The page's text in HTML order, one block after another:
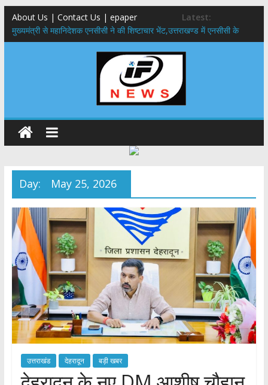
About Us | Contact Us | epaper
Latest:
मुख्यमंत्री से महानिदेशक एनसीसी ने की शिष्टाचार भेंट,उत्तराखण्ड में एनसीसी के
विस्तार एवं आधुनिक आधारभूत संरचना के विकास पर हुई महत्वपूर्ण चर्चा
​धामी कैबिनेट का बड़ा फैसला: पशुपालकों को 60% तक सब्सिडी, गंगा एक्सप्रेसवे का
​हरिद्वार से वीरभद्र (ऋषिकेश) तक निकली BJYM की भव्य कांवड़ यात्रा; तेजस्वी
सूर्या ने की देश व प्रदेशवासियों के कल्याण की कामना
24×7 अलर्ट मोड में रहें अधिकारी-मुख्य सचिव मानसून-एसईओसी से मुख्य सचिव ने
की विस्तृत समीक्षा कहा-बंद सड़कों को शीघ्र खोला जाए, लोगों को न हो दिक्कत
459 करोड़ से एचएनबी गढ़वाल विश्वविद्यालय में अनुसंधान संरचना होगी सुदृढ,उच्च
शिक्षा मंत्री धन सिंह रावत ने नवनियुक्त केन्द्रीय शिक्षा मंत्री से की मुलाकात
Day: May 25, 2026
उत्तराखंड देहरादून बड़ी खबर